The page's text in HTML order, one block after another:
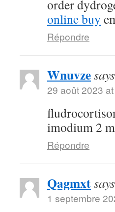
order
online buy
Répondre
Wnuvze
29 août 2023
imodium 2
Répondre
Qagmxt
1 septembre